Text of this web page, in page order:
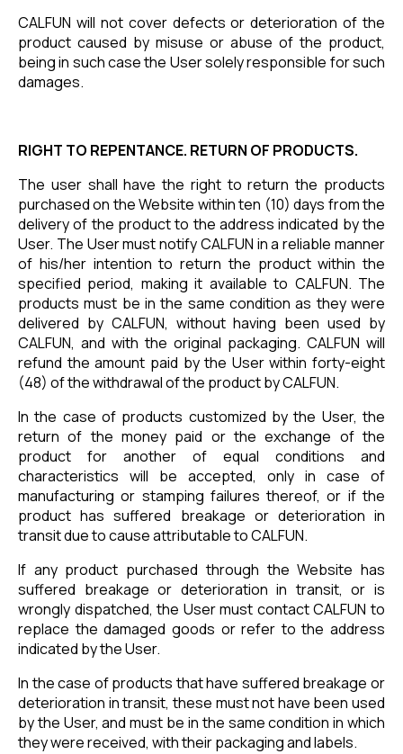
CALFUN will not cover defects or deterioration of the
product caused by misuse or abuse of the product,
being in such case the User solely responsible for such
damages.
RIGHT TO REPENTANCE. RETURN OF PRODUCTS.
The user shall have the right to return the products
purchased on the Website within ten (10) days from the
delivery of the product to the address indicated by the
User. The User must notify CALFUN in a reliable manner
of his/her intention to return the product within the
specified period, making it available to CALFUN. The
products must be in the same condition as they were
delivered by CALFUN, without having been used by
CALFUN, and with the original packaging. CALFUN will
refund the amount paid by the User within forty-eight
(48) of the withdrawal of the product by CALFUN.
In the case of products customized by the User, the
return of the money paid or the exchange of the
product for another of equal conditions and
characteristics will be accepted, only in case of
manufacturing or stamping failures thereof, or if the
product has suffered breakage or deterioration in
transit due to cause attributable to CALFUN.
If any product purchased through the Website has
suffered breakage or deterioration in transit, or is
wrongly dispatched, the User must contact CALFUN to
replace the damaged goods or refer to the address
indicated by the User.
In the case of products that have suffered breakage or
deterioration in transit, these must not have been used
by the User, and must be in the same condition in which
they were received, with their packaging and labels.